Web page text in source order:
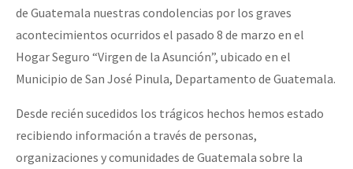
de Guatemala nuestras condolencias por los graves
acontecimientos ocurridos el pasado 8 de marzo en el
Hogar Seguro “Virgen de la Asunción”, ubicado en el
Municipio de San José Pinula, Departamento de Guatemala.
Desde recién sucedidos los trágicos hechos hemos estado
recibiendo información a través de personas,
organizaciones y comunidades de Guatemala sobre la